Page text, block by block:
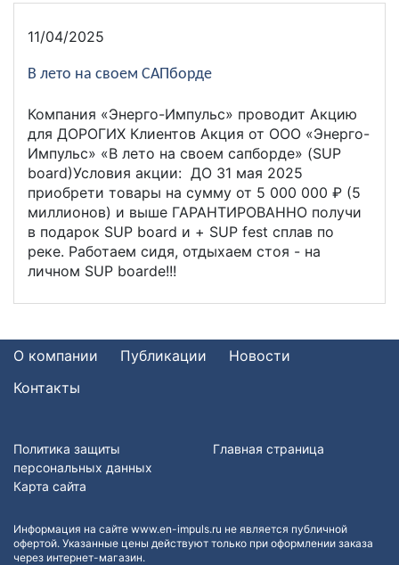
11/04/2025
В лето на своем САПборде
Компания «Энерго-Импульс» проводит Акцию
для ДОРОГИХ Клиентов Акция от ООО «Энерго-
Импульс» «В лето на своем сапборде» (SUP
board)Условия акции: ДО 31 мая 2025
приобрети товары на сумму от 5 000 000 ₽ (5
миллионов) и выше ГАРАНТИРОВАННО получи
в подарок SUP board и + SUP fest сплав по
реке. Работаем сидя, отдыхаем стоя - на
личном SUP boardе!!!
О компании Публикации
Новости
Контакты
Политика защиты
персональных данных
Карта сайта
Главная страница
Информация на сайте www.en-impuls.ru не является публичной
офертой. Указанные цены действуют только при оформлении заказа
через интернет-магазин.